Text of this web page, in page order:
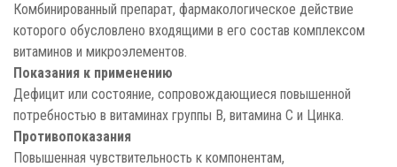
Комбинированный препарат, фармакологическое действие
которого обусловлено входящими в его состав комплексом
витаминов и микроэлементов.
Показания к применению
Дефицит или состояние, сопровождающиеся повышенной
потребностью в витаминах группы В, витамина С и Цинка.
Противопоказания
Повышенная чувствительность к компонентам,